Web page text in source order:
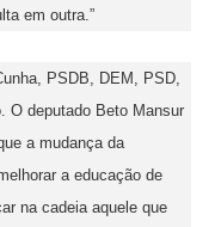
em outra.”
PSDB, DEM, PSD,
O deputado Beto Mansur
a mudança da
a educação de
na cadeia aquele que